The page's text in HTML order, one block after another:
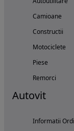
Camioane
Constructii
Motociclete
Piese
Remorci
Autovit
Informatii